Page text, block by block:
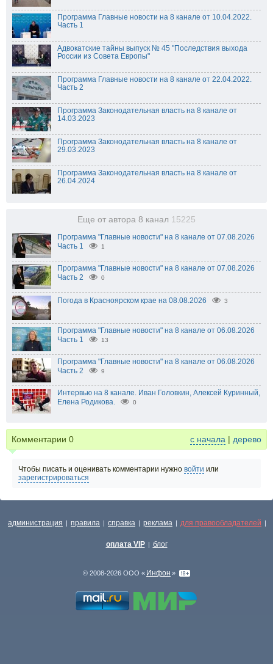
Программа Главные новости на 8 канале от 10.04.2022.
Часть 1
Адвокатские тайны выпуск № 45 "Последствия выхода
России из Совета Европы"
Программа Главные новости на 8 канале от 22.04.2022.
Часть 2
Программа Законодательная власть на 8 канале от
14.03.2023
Программа Законодательная власть на 8 канале от
29.03.2023
Программа Законодательная власть на 8 канале от
26.04.2024
Еще от автора 8 канал 15225
Программа "Главные новости" на 8 канале от 07.08.2026
Часть 1
1
Программа "Главные новости" на 8 канале от 07.08.2026
Часть 2
0
Погода в Красноярском крае на 08.08.2026 3
Программа "Главные новости" на 8 канале от 06.08.2026
Часть 1
13
Программа "Главные новости" на 8 канале от 06.08.2026
Часть 2
9
Интервью на 8 канале. Иван Головкин, Алексей Куринный,
Елена Родикова.
0
Комментарии 0 с начала | дерево
Чтобы писать и оценивать комментарии нужно войти или
зарегистрироваться
администрация | правила | справка | реклама | для правообладателей |
оплата VIP | блог
© 2008-2026 ООО « Инфон »